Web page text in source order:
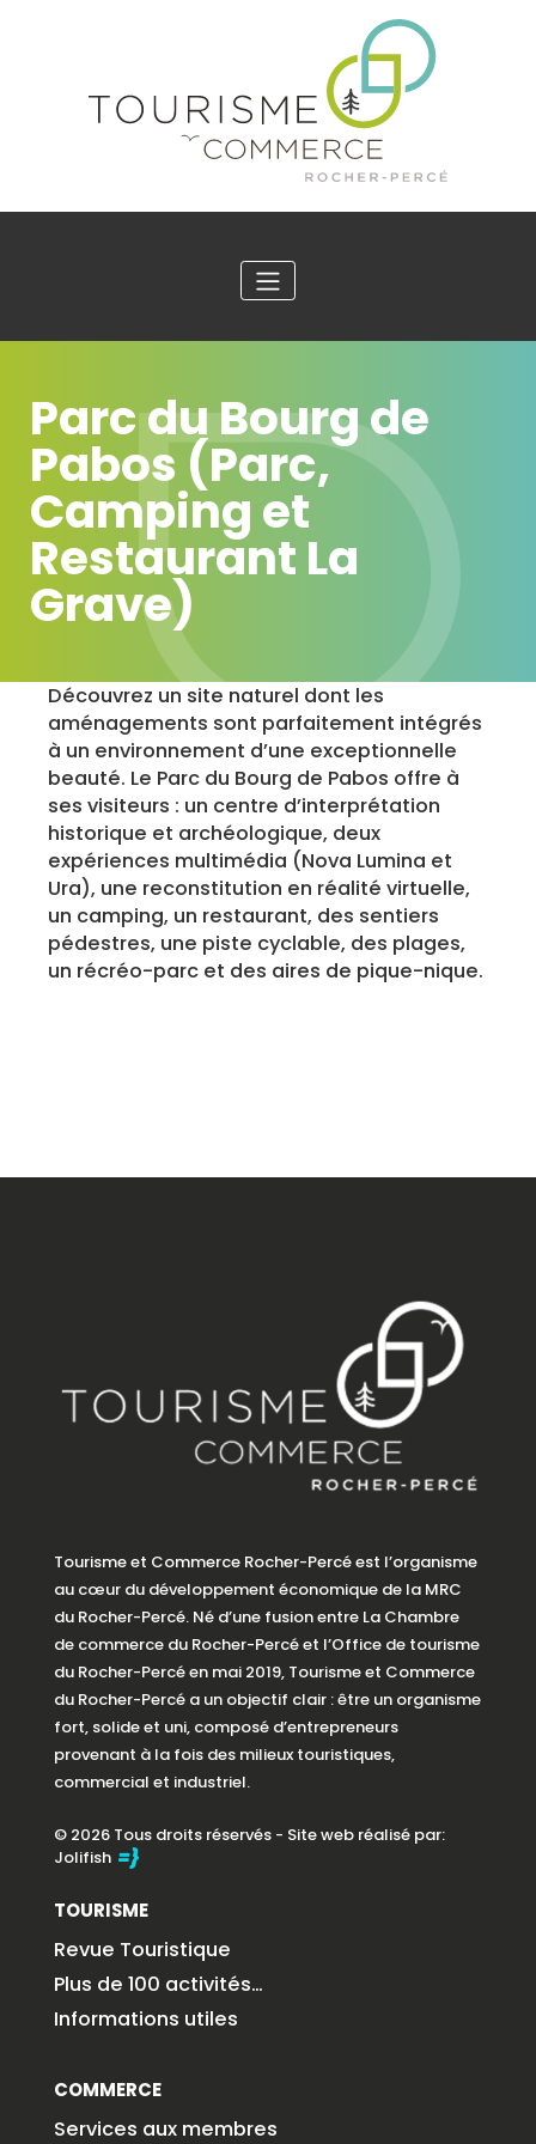
Parc du Bourg de
Pabos (Parc,
Camping et
Restaurant La
Grave)
Découvrez un site naturel dont les
aménagements sont parfaitement intégrés
à un environnement d’une exceptionnelle
beauté. Le Parc du Bourg de Pabos offre à
ses visiteurs : un centre d’interprétation
historique et archéologique, deux
expériences multimédia (Nova Lumina et
Ura), une reconstitution en réalité virtuelle,
un camping, un restaurant, des sentiers
pédestres, une piste cyclable, des plages,
un récréo-parc et des aires de pique-nique.
Tourisme et Commerce Rocher-Percé est l’organisme
au cœur du développement économique de la MRC
du Rocher-Percé. Né d’une fusion entre La Chambre
de commerce du Rocher-Percé et l’Office de tourisme
du Rocher-Percé en mai 2019, Tourisme et Commerce
du Rocher-Percé a un objectif clair : être un organisme
fort, solide et uni, composé d’entrepreneurs
provenant à la fois des milieux touristiques,
commercial et industriel.
© 2026 Tous droits réservés - Site web réalisé par:
Jolifish
TOURISME
Revue Touristique
Plus de 100 activités…
Informations utiles
COMMERCE
Services aux membres